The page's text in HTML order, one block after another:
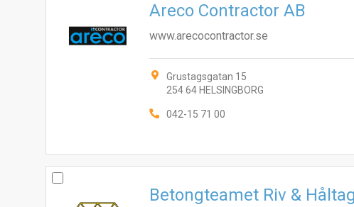
Areco Contractor AB
www.arecocontractor.se
Grustagsgatan 15
254 64 HELSINGBORG
042-15 71 00
Betongteamet Riv &